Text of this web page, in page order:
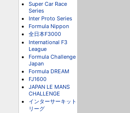
Super Car Race
Series
Inter Proto Series
Formula Nippon
全日本F3000
International F3
League
Formula Challenge
Japan
Formula DREAM
FJ1600
JAPAN LE MANS
CHALLENGE
インターサーキット
リーグ